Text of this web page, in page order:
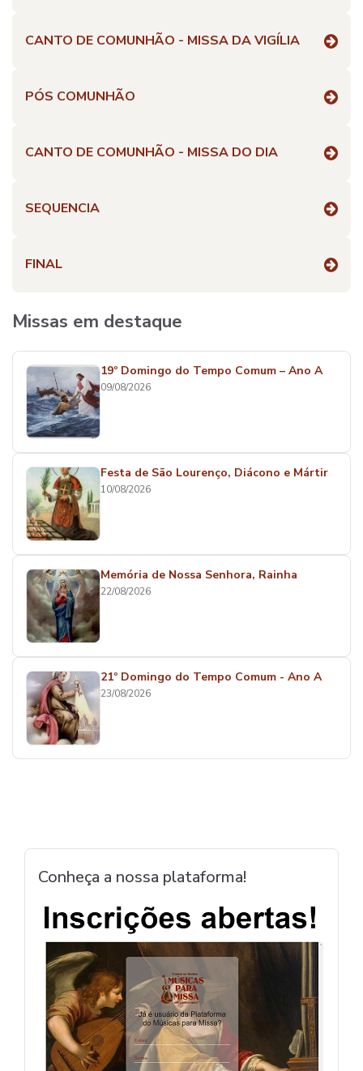
CANTO DE COMUNHÃO - MISSA DA VIGÍLIA
PÓS COMUNHÃO
CANTO DE COMUNHÃO - MISSA DO DIA
SEQUENCIA
FINAL
Missas em destaque
19º Domingo do Tempo Comum – Ano A
09/08/2026
Festa de São Lourenço, Diácono e Mártir
10/08/2026
Memória de Nossa Senhora, Rainha
22/08/2026
21º Domingo do Tempo Comum - Ano A
23/08/2026
Conheça a nossa plataforma!